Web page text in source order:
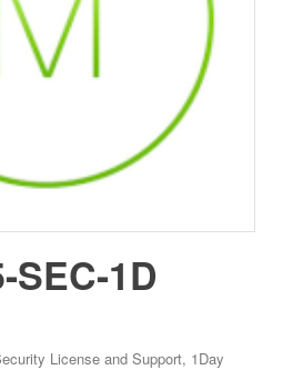
SEC-1D
License and Support, 1Day